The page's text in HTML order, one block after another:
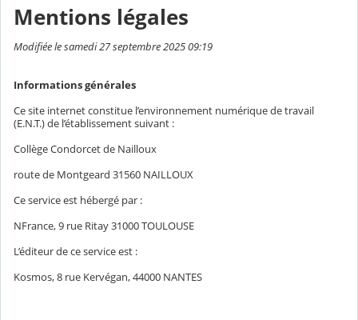
Mentions légales
Modifiée le samedi 27 septembre 2025 09:19
Informations générales
Ce site internet constitue l’environnement numérique de travail
(E.N.T.) de l’établissement suivant :
Collège Condorcet de Nailloux
route de Montgeard 31560 NAILLOUX
Ce service est hébergé par :
NFrance, 9 rue Ritay 31000 TOULOUSE
L’éditeur de ce service est :
Kosmos, 8 rue Kervégan, 44000 NANTES